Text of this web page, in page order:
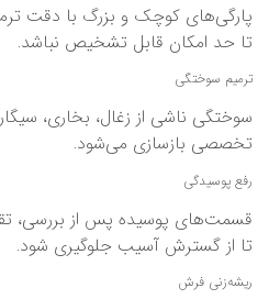
پارگی‌های کوچک و بزرگ با دقت
تا حد امکان قابل تشخیص نباشد.
ترمیم سوختگی
سوختگی ناشی از زغال، بخاری،
تخصصی بازسازی می‌شود.
رفع پوسیدگی
قسمت‌های پوسیده پس از بررسی،
تا از گسترش آسیب جلوگیری شود.
ریشه‌زنی فرش